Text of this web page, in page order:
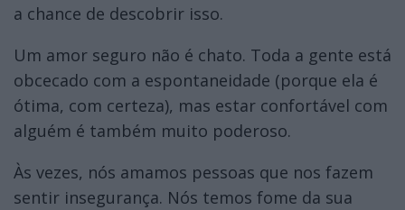
a chance de descobrir isso.
Um amor seguro não é chato. Toda a gente está
obcecado com a espontaneidade (porque ela é
ótima, com certeza), mas estar confortável com
alguém é também muito poderoso.
Às vezes, nós amamos pessoas que nos fazem
sentir insegurança. Nós temos fome da sua